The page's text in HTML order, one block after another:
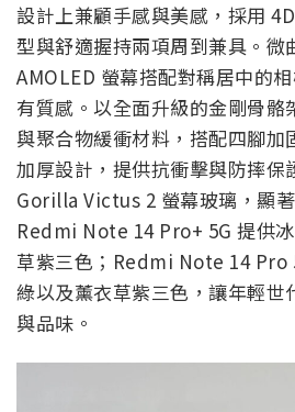
設計上兼顧手感與美感，採用
型與舒適握持兩項周到兼具。
AMOLED 螢幕搭配對稱居中的
有質感。以全面升級的金剛骨骼
與聚合物緩衝材料，搭配四腳加
加厚設計，提供抗衝擊與防摔
Gorilla Victus 2 螢幕玻璃，顯
Redmi Note 14 Pro+ 5G 提供
草紫三色；Redmi Note 14 Pro
綠以及薰衣草紫三色，讓年輕世
與品味。